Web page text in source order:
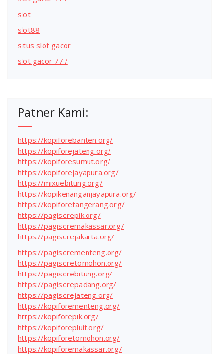
slot
slot88
situs slot gacor
slot gacor 777
Patner Kami:
https://kopiforebanten.org/
https://kopiforejateng.org/
https://kopiforesumut.org/
https://kopiforejayapura.org/
https://mixuebitung.org/
https://kopikenanganjayapura.org/
https://kopiforetangerang.org/
https://pagisorepik.org/
https://pagisoremakassar.org/
https://pagisorejakarta.org/
https://pagisorementeng.org/
https://pagisoretomohon.org/
https://pagisorebitung.org/
https://pagisorepadang.org/
https://pagisorejateng.org/
https://kopiforementeng.org/
https://kopiforepik.org/
https://kopiforepluit.org/
https://kopiforetomohon.org/
https://kopiforemakassar.org/